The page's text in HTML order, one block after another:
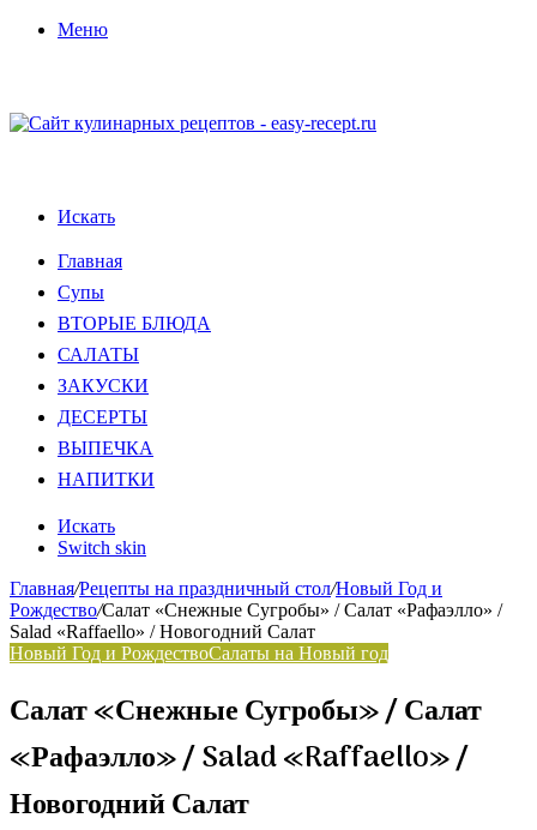
Меню
Искать
Главная
Супы
ВТОРЫЕ БЛЮДА
САЛАТЫ
ЗАКУСКИ
ДЕСЕРТЫ
ВЫПЕЧКА
НАПИТКИ
Искать
Switch skin
Главная/Рецепты на праздничный стол/Новый Год и
Рождество/Салат «Снежные Сугробы» / Салат «Рафаэлло» /
Salad «Raffaello» / Новогодний Салат
Новый Год и РождествоСалаты на Новый год
Салат «Снежные Сугробы» / Салат
«Рафаэлло» / Salad «Raffaello» /
Новогодний Салат